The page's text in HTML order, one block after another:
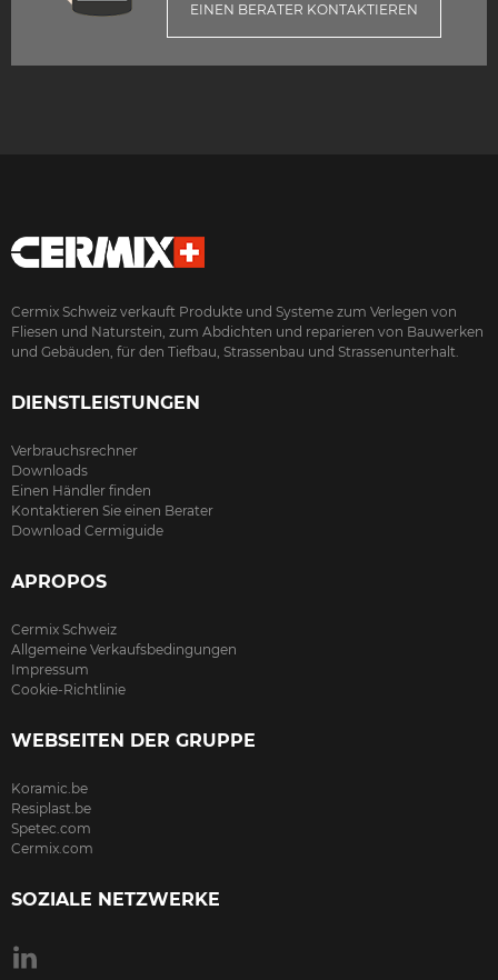
EINEN BERATER KONTAKTIEREN
Cermix Schweiz verkauft Produkte und Systeme zum Verlegen von
Fliesen und Naturstein, zum Abdichten und reparieren von Bauwerken
und Gebäuden, für den Tiefbau, Strassenbau und Strassenunterhalt.
DIENSTLEISTUNGEN
Verbrauchsrechner
Downloads
Einen Händler finden
Kontaktieren Sie einen Berater
Download Cermiguide
APROPOS
Cermix Schweiz
Allgemeine Verkaufsbedingungen
Impressum
Cookie-Richtlinie
WEBSEITEN DER GRUPPE
Koramic.be
Resiplast.be
Spetec.com
Cermix.com
SOZIALE NETZWERKE